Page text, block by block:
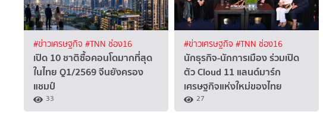
#ข่าวเศรษฐกิจ #TNN ช่อง16
เปิด 10 ชาติซื้อคอนโดมากที่สุด
ในไทย Q1/2569 จีนยังครอง
แชมป์
33
#ข่าวเศรษฐกิจ #TNN ช่อง16
นักธุรกิจ-นักการเมือง ร่วมเปิด
ตัว Cloud 11 แลนด์มาร์ก
เศรษฐกิจแห่งใหม่ของไทย
27